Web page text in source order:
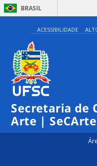
BRASIL
ACESSIBILIDADE
Secretaria de
Arte | SeCArte
0:00
1:00